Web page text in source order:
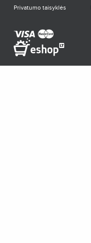
Privatumo taisyklės